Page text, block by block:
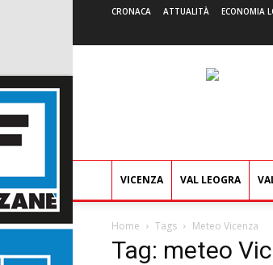
CRONACA ATTUALITÀ ECONOMIA
VICENZA VAL LEOGRA
Home Tags Meteo Vicenza
Tag: meteo